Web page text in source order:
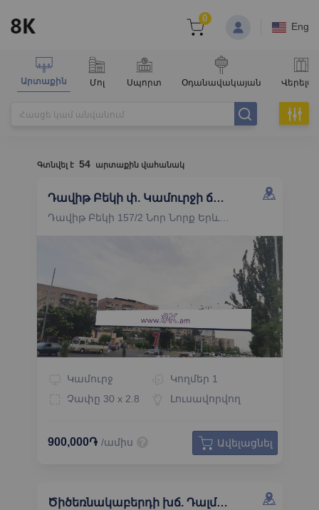
0
Eng
Արտաքին Մոլ Սպորտ Օդանավակայան
Գտնվել է 54 արտաքին վահանակ
Դավիթ Բեկի փ. Կամուրջի ճակատ
Կամուրջ
Չափը 30 x 2.8
Կողմեր 1
Լուսավորվող
Ավելացնել
900,000֏ /ամիս
Ծիծեռնակաբերդի խճ. Դալմա Մոլլից դեպի Համալիր կամուրջի ճակատ